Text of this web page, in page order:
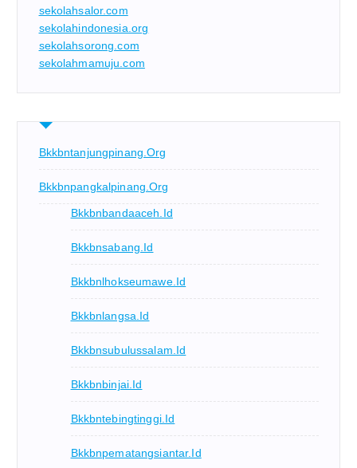
sekolahsalor.com
sekolahindonesia.org
sekolahsorong.com
sekolahmamuju.com
Bkkbntanjungpinang.org
Bkkbnpangkalpinang.org
Bkkbnbandaaceh.id
Bkkbnsabang.id
Bkkbnlhokseumawe.id
Bkkbnlangsa.id
Bkkbnsubulussalam.id
Bkkbnbinjai.id
Bkkbntebingtinggi.id
Bkkbnpematangsiantar.id